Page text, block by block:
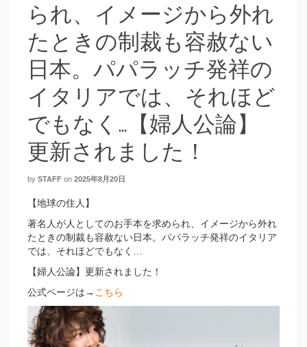
られ、イメージから外れ
たときの制裁も容赦ない
日本。パパラッチ発祥の
イタリアでは、それほど
でもなく…【婦人公論】
更新されました！
by STAFF on 2025年8月20日
【地球の住人】
著名人が人としてのお手本を求められ、イメージから外れ
たときの制裁も容赦ない日本。パパラッチ発祥のイタリア
では、それほどでもなく…
【婦人公論】更新されました！
公式ページは→ こちら